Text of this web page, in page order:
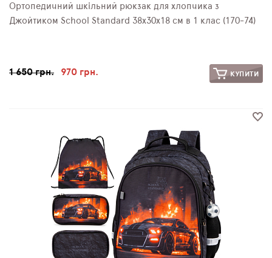
Ортопедичний шкільний рюкзак для хлопчика з
Джойтиком School Standard 38х30х18 см в 1 клас (170-74)
1 650 грн. 970 грн. КУПИТИ